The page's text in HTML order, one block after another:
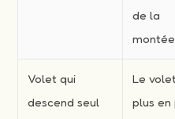
de la
Volet qui
descend seul
Le
plus en